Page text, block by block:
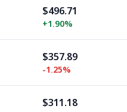
$496.71
+1.90%
$357.89
-1.25%
$311.18